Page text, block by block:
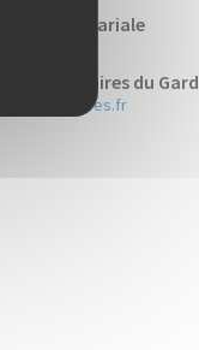
notariale
des Notaires du Gard
gard.notaires.fr